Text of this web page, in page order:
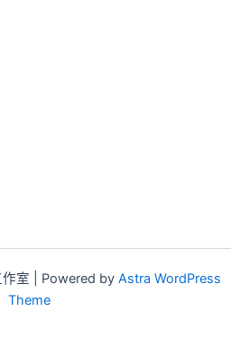
室 | Powered by Astra WordPress
Theme